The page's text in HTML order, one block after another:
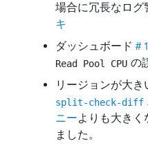
場合に冗長なログ
キ
ダッシュボード ＃
Read Pool CPU の
リージョンが大
split-check-diff
ニーよりも大きく
ました。